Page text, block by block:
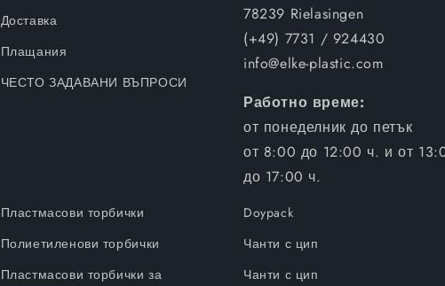
Доставка
Плащания
ЧЕСТО ЗАДАВАНИ ВЪПРОСИ
78239 Rielasingen
(+49) 7731 / 924430
info@elke-plastic.com
Работно време:
от понеделник до петък
от 8:00 до 12:00 ч. и от
до 17:00 ч.
Пластмасови торбички
Полиетиленови торбички
Пластмасови торбички за
Doypack
Чанти с цип
Чанти с цип